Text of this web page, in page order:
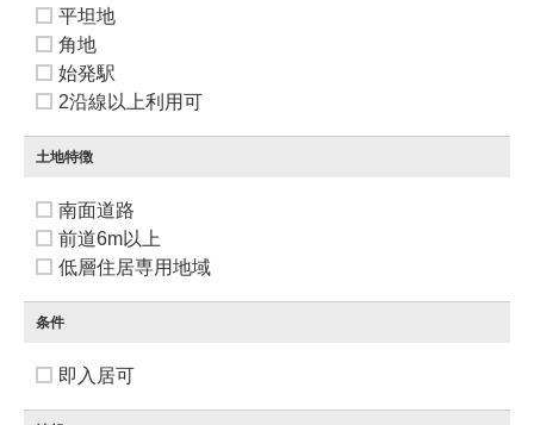
平坦地
角地
始発駅
2沿線以上利用可
土地特徴
南面道路
前道6m以上
低層住居専用地域
条件
即入居可